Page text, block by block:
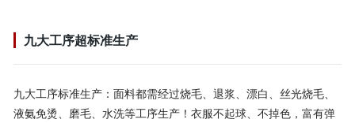
九大工序超标准生产
九大工序标准生产：面料都需经过烧毛、退浆、漂白、丝光烧毛、
液氨免烫、磨毛、水洗等工序生产！衣服不起球、不掉色，富有弹